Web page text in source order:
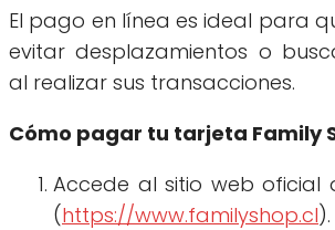
El pago en línea es ideal para
evitar desplazamientos o
al realizar sus transacciones.
Cómo pagar tu tarjeta Family
Accede al sitio web oficial
(https://www.familyshop.cl).